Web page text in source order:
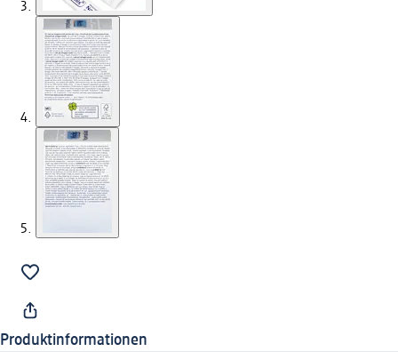
Produktinformationen